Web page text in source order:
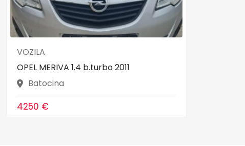
VOZILA
OPEL MERIVA 1.4 b.turbo 2011
Batocina
4250 €